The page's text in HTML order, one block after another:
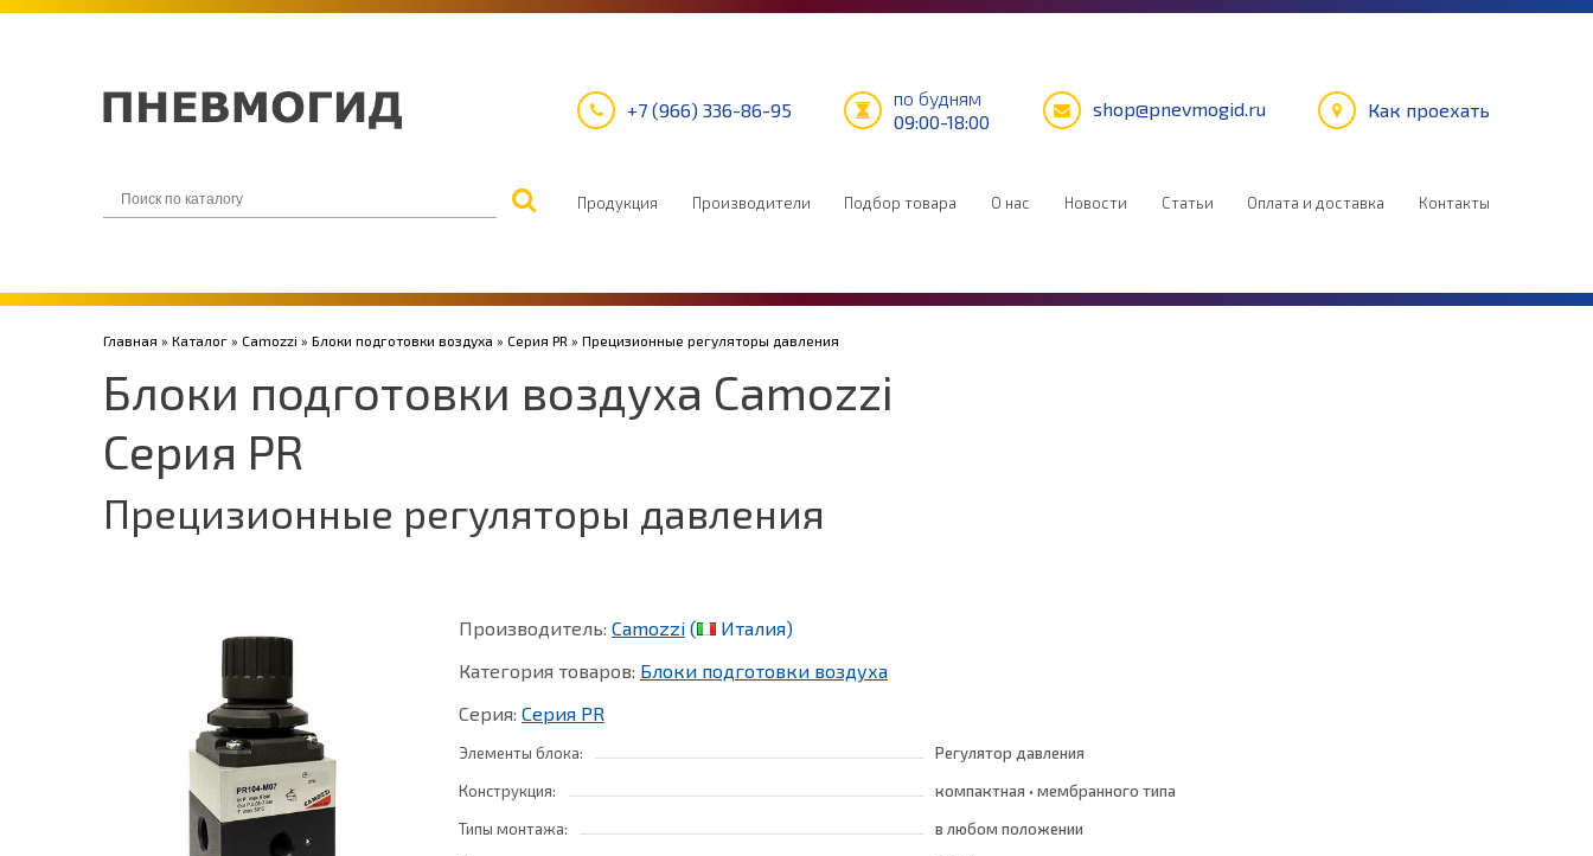
+7 (966) 336-86-95
по будням
09:00-18:00
shop@pnevmogid.ru Как проехать
Продукция Производители Подбор товара О нас Новости Статьи Оплата и доставка Контакты
Главная » Каталог » Camozzi » Блоки подготовки воздуха » Серия PR » Прецизионные регуляторы давления
Блоки подготовки воздуха Camozzi
Серия PR
Прецизионные регуляторы давления
Производитель: Camozzi (
Италия)
Категория товаров: Блоки подготовки воздуха
Серия: Серия PR
Элементы блока:
Регулятор давления
Конструкция:
компактная • мембранного типа
Типы монтажа:
в любом положении